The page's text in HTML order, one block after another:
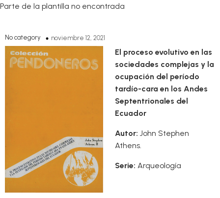
Parte de la plantilla no encontrada
No category noviembre 12, 2021
El proceso evolutivo en las
sociedades complejas y la
ocupación del período
tardío-cara en los Andes
Septentrionales del
Ecuador
Autor: John Stephen
Athens.
Serie: Arqueología